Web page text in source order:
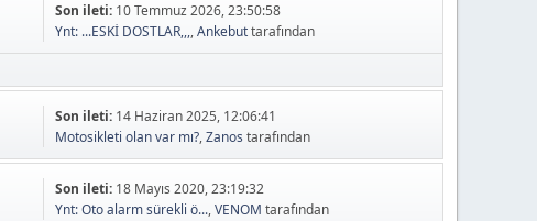
Son ileti: 10 Temmuz 2026, 23:50:58
Ynt: ...ESKİ DOSTLAR,,,,Ankebuttarafından
Son ileti: 14 Haziran 2025, 12:06:41
Motosikleti olan var mı?,Zanos tarafından
Son ileti: 18 Mayıs 2020, 23:19:32
Ynt: Oto alarm sürekli ö...,VENOM tarafından